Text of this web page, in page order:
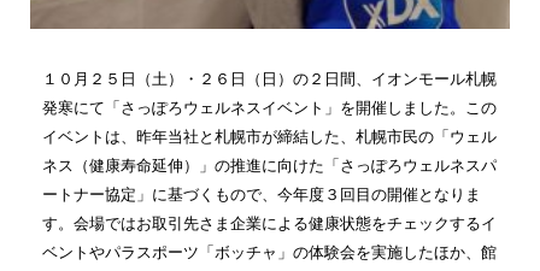
１０月２５日（土）・２６日（日）の２日間、イオンモール札幌
発寒にて「さっぽろウェルネスイベント」を開催しました。この
イベントは、昨年当社と札幌市が締結した、札幌市民の「ウェル
ネス（健康寿命延伸）」の推進に向けた「さっぽろウェルネスパ
ートナー協定」に基づくもので、今年度３回目の開催となりま
す。会場ではお取引先さま企業による健康状態をチェックするイ
ベントやパラスポーツ「ボッチャ」の体験会を実施したほか、館